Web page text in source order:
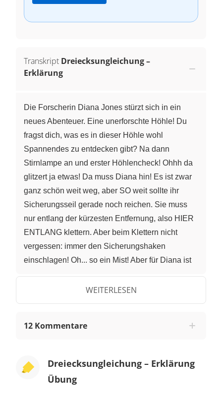
Transkript Dreiecksungleichung –
Erklärung
Die Forscherin Diana Jones stürzt sich in ein
neues Abenteuer. Eine unerforschte Höhle! Du
fragst dich, was es in dieser Höhle wohl
Spannendes zu entdecken gibt? Na dann
Stirnlampe an und erster Höhlencheck! Ohhh da
glitzert ja etwas! Da muss Diana hin! Es ist zwar
ganz schön weit weg, aber SO weit sollte ihr
Sicherungsseil gerade noch reichen. Sie muss
nur entlang der kürzesten Entfernung, also HIER
ENTLANG klettern. Aber beim Klettern nicht
vergessen: immer den Sicherungshaken
einschlagen! Oh... so ein Mist! Aber für Diana ist
mit ihrem Seil auch um das Loch herum, also hier
entlang, zu ihrem Ziel gelangen? Ob die
Dreiecksungleichung heraus. Wir betrachten das
gerade so gereicht hätte, entspricht der
Seitenlänge b. Aber aufgrund der
WEITERLESEN
12 Kommentare
Dreiecksungleichung – Erklärung
Übung